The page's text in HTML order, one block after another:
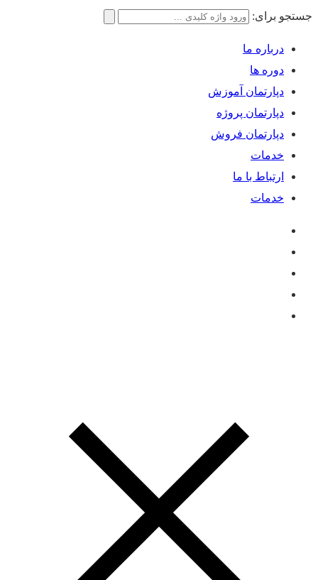
جستجو برای:
درباره ما
دوره ها
دپارتمان آموزش
دپارتمان پروژه
دپارتمان فروش
خدمات
ارتباط با ما
خدمات